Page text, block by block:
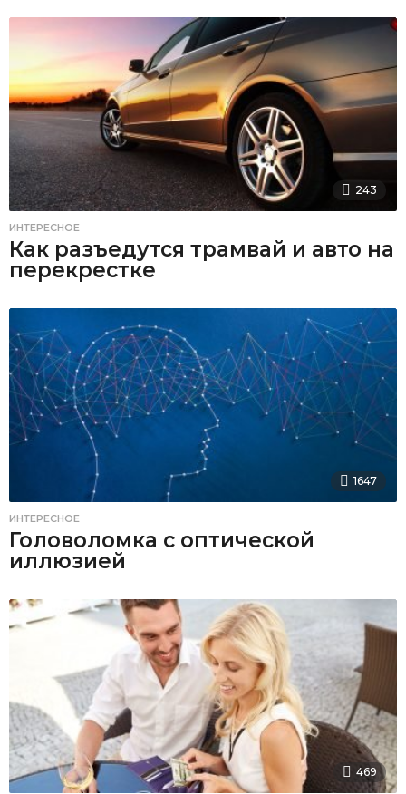
243
ИНТЕРЕСНОЕ
Как разъедутся трамвай и авто на
перекрестке
1647
ИНТЕРЕСНОЕ
Головоломка с оптической
иллюзией
469